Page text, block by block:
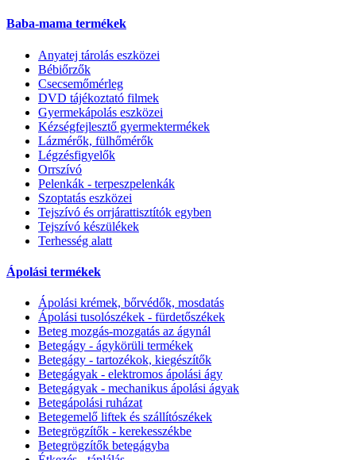
Baba-mama termékek
Anyatej tárolás eszközei
Bébiőrzők
Csecsemőmérleg
DVD tájékoztató filmek
Gyermekápolás eszközei
Kézségfejlesztő gyermektermékek
Lázmérők, fülhőmérők
Légzésfigyelők
Orrszívó
Pelenkák - terpeszpelenkák
Szoptatás eszközei
Tejszívó és orrjárattisztítók egyben
Tejszívó készülékek
Terhesség alatt
Ápolási termékek
Ápolási krémek, bőrvédők, mosdatás
Ápolási tusolószékek - fürdetőszékek
Beteg mozgás-mozgatás az ágynál
Betegágy - ágykörüli termékek
Betegágy - tartozékok, kiegészítők
Betegágyak - elektromos ápolási ágy
Betegágyak - mechanikus ápolási ágyak
Betegápolási ruházat
Betegemelő liftek és szállítószékek
Betegrögzítők - kerekesszékbe
Betegrögzítők betegágyba